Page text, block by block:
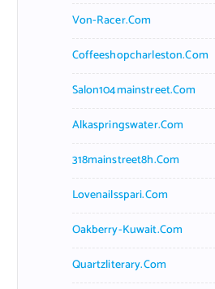
Von-Racer.com
Coffeeshopcharleston.com
Salon104mainstreet.com
Alkaspringswater.com
318mainstreet8h.com
Lovenailsspari.com
Oakberry-Kuwait.com
Quartzliterary.com